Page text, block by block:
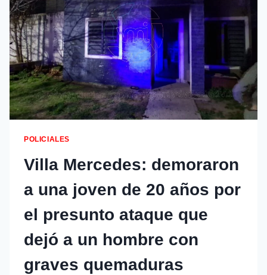
POLICIALES
Villa Mercedes: demoraron
a una joven de 20 años por
el presunto ataque que
dejó a un hombre con
graves quemaduras